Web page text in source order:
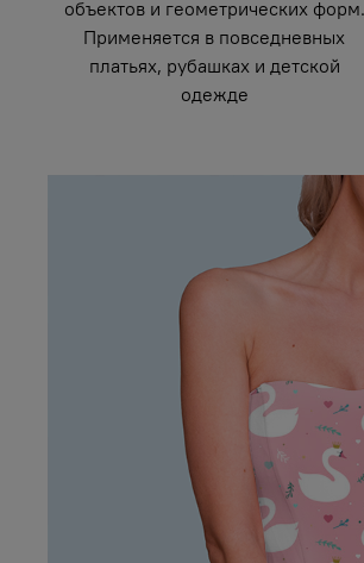
объектов и геометрических форм.
Применяется в повседневных
платьях, рубашках и детской
одежде